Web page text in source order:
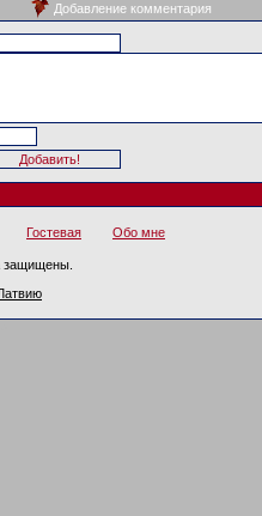
Добавление комментария
Гостевая Обо мне
защищены.